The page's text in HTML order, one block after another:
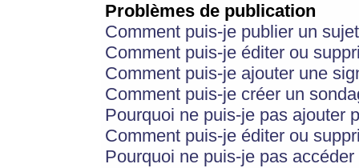
Problèmes de publication
Comment puis-je publier un
Comment puis-je éditer ou
Comment puis-je ajouter une
Comment puis-je créer un
Pourquoi ne puis-je pas ajouter
Comment puis-je éditer ou
Pourquoi ne puis-je pas